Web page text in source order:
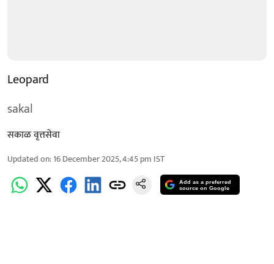
Leopard
sakal
सकाळ वृत्तसेवा
Updated on:16 December 2025, 4:45 pm IST
Add as a preferred
source on Google